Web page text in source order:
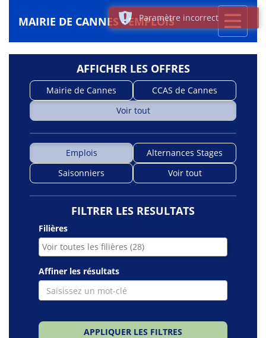
Toggle
MAIRIE DE CANNES - EMPLOIS
AFFICHER LES OFFRES
Mairie de Cannes
CCAS de Cannes
Voir tout
Emplois
Alternances Stages
Saisonniers
Voir tout
FILTRER LES RESULTATS
Filières
Affiner les résultats
APPLIQUER LES FILTRES
Paramètre incorrect